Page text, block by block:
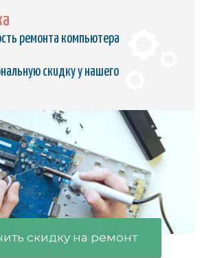
ремонта компьютера
скидку у нашего
скидку на ремонт